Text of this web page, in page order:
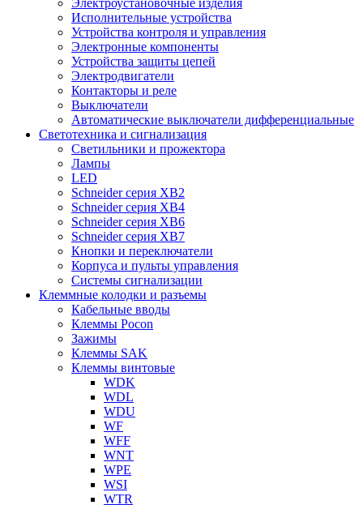
Исполнительные устройства
Устройства контроля и управления
Электронные компоненты
Устройства защиты цепей
Электродвигатели
Контакторы и реле
Выключатели
Автоматические выключатели дифференциальные
Светотехника и сигнализация
Светильники и прожектора
Лампы
LED
Schneider серия XB2
Schneider серия XB4
Schneider серия XB6
Schneider серия XB7
Кнопки и переключатели
Корпуса и пульты управления
Системы сигнализации
Клеммные колодки и разъемы
Кабельные вводы
Клеммы Pocon
Зажимы
Клеммы SAK
Клеммы винтовые
WDK
WDL
WDU
WF
WFF
WNT
WPE
WSI
WTR